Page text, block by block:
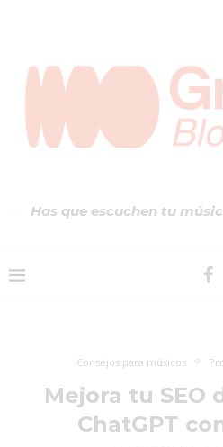
Has que escuchen tu
Consejos para músicos
Mejora tu SEO
ChatGPT